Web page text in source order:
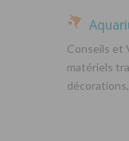
Conseils et
matériels